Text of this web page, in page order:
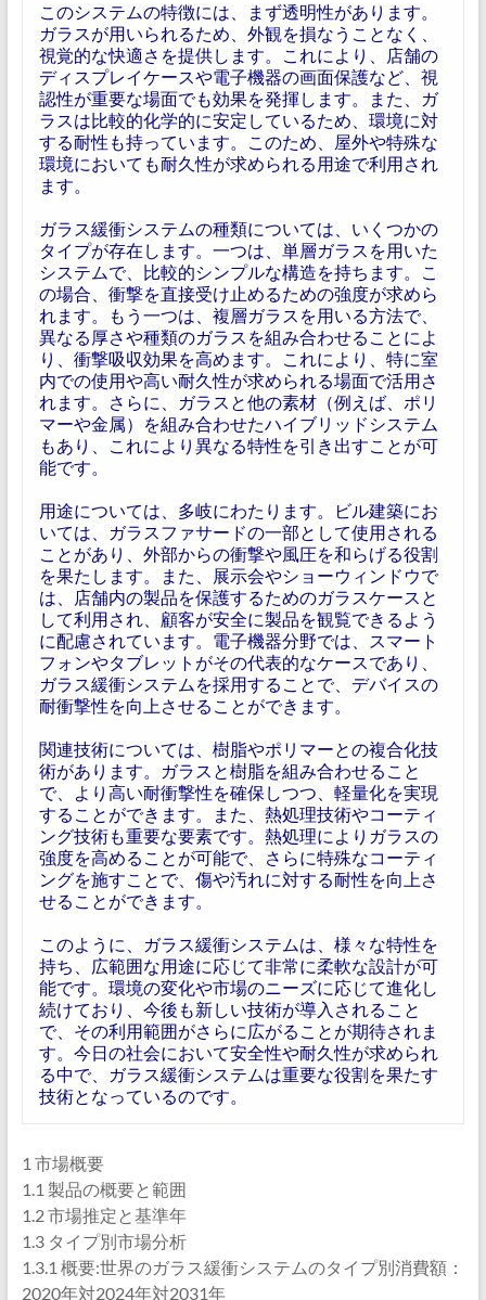
このシステムの特徴には、まず透明性があります。
ガラスが用いられるため、外観を損なうことなく、
視覚的な快適さを提供します。これにより、店舗の
ディスプレイケースや電子機器の画面保護など、視
認性が重要な場面でも効果を発揮します。また、ガ
ラスは比較的化学的に安定しているため、環境に対
する耐性も持っています。このため、屋外や特殊な
環境においても耐久性が求められる用途で利用され
ます。
ガラス緩衝システムの種類については、いくつかの
タイプが存在します。一つは、単層ガラスを用いた
システムで、比較的シンプルな構造を持ちます。こ
の場合、衝撃を直接受け止めるための強度が求めら
れます。もう一つは、複層ガラスを用いる方法で、
異なる厚さや種類のガラスを組み合わせることによ
り、衝撃吸収効果を高めます。これにより、特に室
内での使用や高い耐久性が求められる場面で活用さ
れます。さらに、ガラスと他の素材（例えば、ポリ
マーや金属）を組み合わせたハイブリッドシステム
もあり、これにより異なる特性を引き出すことが可
能です。
用途については、多岐にわたります。ビル建築にお
いては、ガラスファサードの一部として使用される
ことがあり、外部からの衝撃や風圧を和らげる役割
を果たします。また、展示会やショーウィンドウで
は、店舗内の製品を保護するためのガラスケースと
して利用され、顧客が安全に製品を観覧できるよう
に配慮されています。電子機器分野では、スマート
フォンやタブレットがその代表的なケースであり、
ガラス緩衝システムを採用することで、デバイスの
耐衝撃性を向上させることができます。
関連技術については、樹脂やポリマーとの複合化技
術があります。ガラスと樹脂を組み合わせること
で、より高い耐衝撃性を確保しつつ、軽量化を実現
することができます。また、熱処理技術やコーティ
ング技術も重要な要素です。熱処理によりガラスの
強度を高めることが可能で、さらに特殊なコーティ
ングを施すことで、傷や汚れに対する耐性を向上さ
せることができます。
このように、ガラス緩衝システムは、様々な特性を
持ち、広範囲な用途に応じて非常に柔軟な設計が可
能です。環境の変化や市場のニーズに応じて進化し
続けており、今後も新しい技術が導入されること
で、その利用範囲がさらに広がることが期待されま
す。今日の社会において安全性や耐久性が求められ
る中で、ガラス緩衝システムは重要な役割を果たす
技術となっているのです。
1 市場概要
1.1 製品の概要と範囲
1.2 市場推定と基準年
1.3 タイプ別市場分析
1.3.1 概要:世界のガラス緩衝システムのタイプ別消費額：
2020年対2024年対2031年